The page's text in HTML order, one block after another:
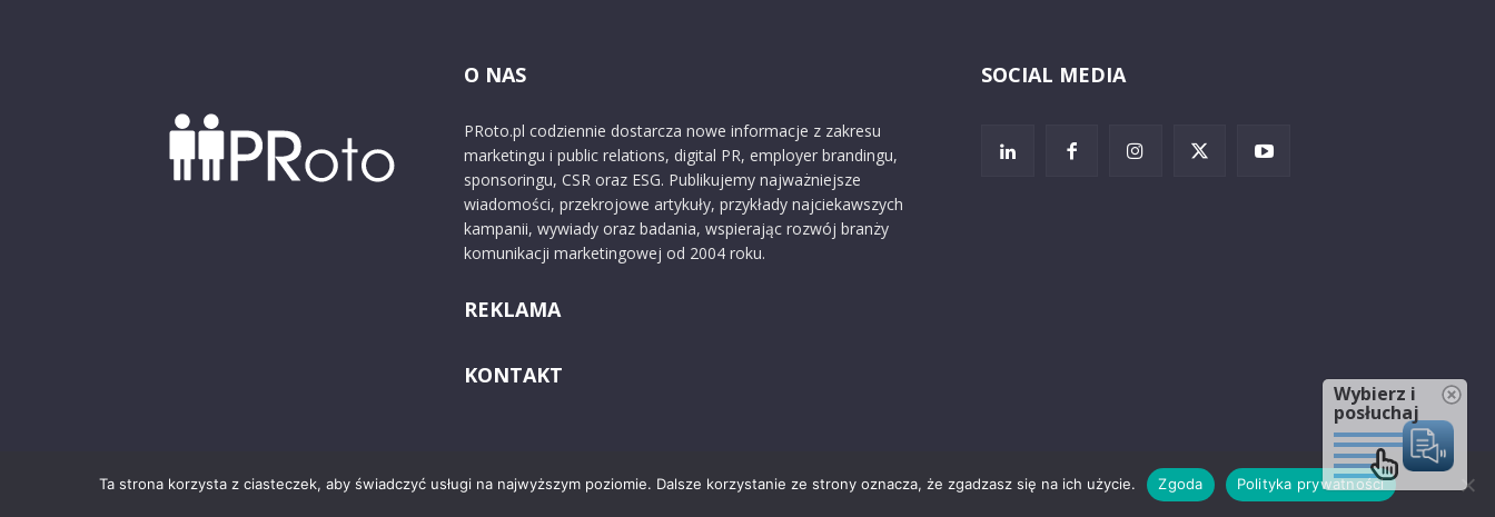
O NAS
PRoto.pl codziennie dostarcza nowe informacje z zakresu
marketingu i public relations, digital PR, employer brandingu,
sponsoringu, CSR oraz ESG. Publikujemy najważniejsze
wiadomości, przekrojowe artykuły, przykłady najciekawszych
kampanii, wywiady oraz badania, wspierając rozwój branży
komunikacji marketingowej od 2004 roku.
REKLAMA
KONTAKT
SOCIAL MEDIA
© 2024 PRoto.pl O nas Reklama Zastrzeżenia prawne
Ta strona korzysta z ciasteczek, aby świadczyć usługi na najwyższym poziomie. Dalsze korzystanie ze strony oznacza, że zgadzasz się na ich użycie. Zgoda Polityka prywatności
Wybierz i
posłuchaj